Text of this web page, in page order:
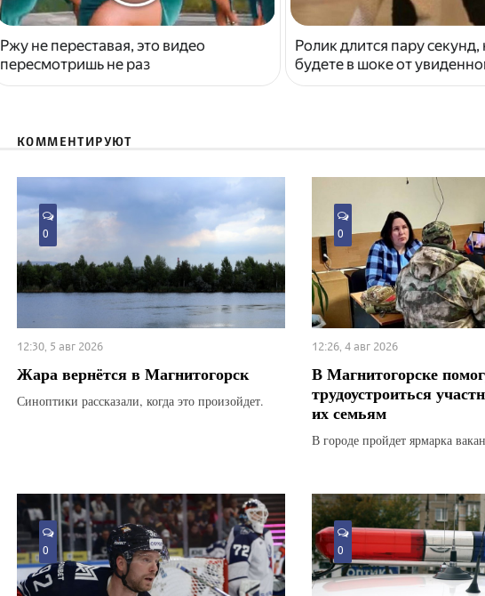
Ржу не переставая, это видео
пересмотришь не раз
Ролик длится пару секунд,
будете в шоке от
КОММЕНТИРУЮТ
0
12:30, 5 авг 2026
Жара вернётся в Магнитогорск
Синоптики рассказали, когда это произойдет.
0
12:26, 4 авг 2026
В Магнитогорске
трудоустроиться
их семьям
В городе пройдет ярмарка
0 0